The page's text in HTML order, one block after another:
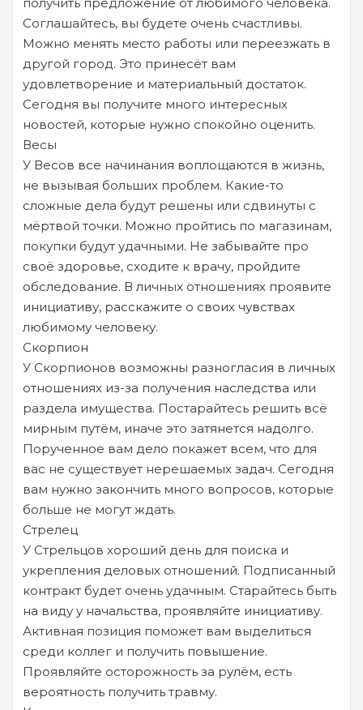
Соглашайтесь, вы будете очень счастливы.
Можно менять место работы или переезжать в
другой город. Это принесёт вам
удовлетворение и материальный достаток.
Сегодня вы получите много интересных
новостей, которые нужно спокойно оценить.
Весы
У Весов все начинания воплощаются в жизнь,
не вызывая больших проблем. Какие-то
сложные дела будут решены или сдвинуты с
мёртвой точки. Можно пройтись по магазинам,
покупки будут удачными. Не забывайте про
своё здоровье, сходите к врачу, пройдите
обследование. В личных отношениях проявите
инициативу, расскажите о своих чувствах
любимому человеку.
Скорпион
У Скорпионов возможны разногласия в личных
отношениях из-за получения наследства или
раздела имущества. Постарайтесь решить всё
мирным путём, иначе это затянется надолго.
Порученное вам дело покажет всем, что для
вас не существует нерешаемых задач. Сегодня
вам нужно закончить много вопросов, которые
больше не могут ждать.
Стрелец
У Стрельцов хороший день для поиска и
укрепления деловых отношений. Подписанный
контракт будет очень удачным. Старайтесь быть
на виду у начальства, проявляйте инициативу.
Активная позиция поможет вам выделиться
среди коллег и получить повышение.
Проявляйте осторожность за рулём, есть
вероятность получить травму.